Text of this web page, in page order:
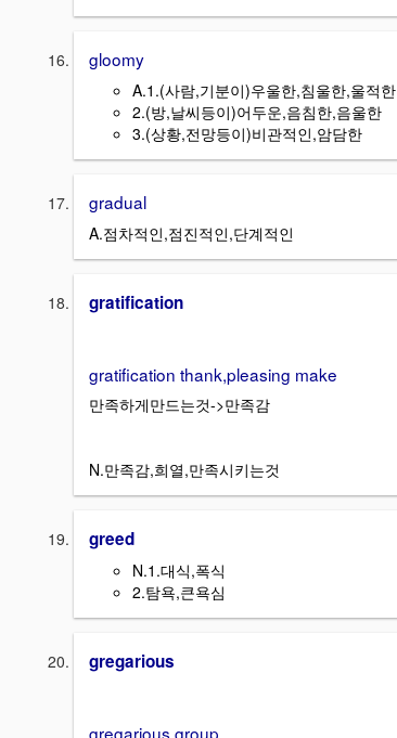
gloomy
A.1.(사람,기분이)우울한,침울한,울적한
2.(방,날씨등이)어두운,음침한,음울한
3.(상황,전망등이)비관적인,암담한
gradual
A.점차적인,점진적인,단계적인
gratification
gratification thank,pleasing make
만족하게만드는것->만족감
N.만족감,희열,만족시키는것
greed
N.1.대식,폭식
2.탐욕,큰욕심
gregarious
gregarious group